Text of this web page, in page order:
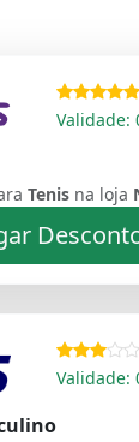
Validade:
Tenis na loja
Validade: